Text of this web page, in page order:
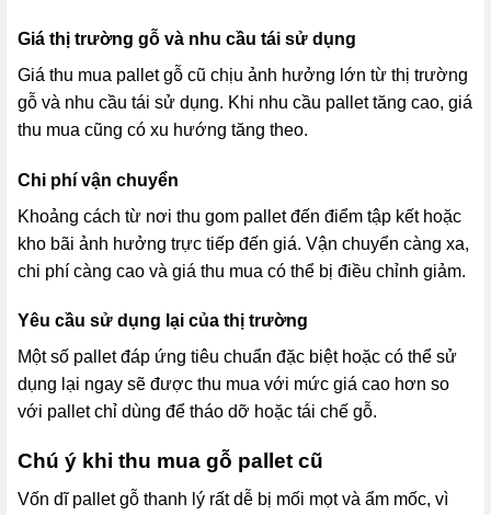
Giá thị trường gỗ và nhu cầu tái sử dụng
Giá thu mua pallet gỗ cũ chịu ảnh hưởng lớn từ thị trường
gỗ và nhu cầu tái sử dụng. Khi nhu cầu pallet tăng cao, giá
thu mua cũng có xu hướng tăng theo.
Chi phí vận chuyển
Khoảng cách từ nơi thu gom pallet đến điểm tập kết hoặc
kho bãi ảnh hưởng trực tiếp đến giá. Vận chuyển càng xa,
chi phí càng cao và giá thu mua có thể bị điều chỉnh giảm.
Yêu cầu sử dụng lại của thị trường
Một số pallet đáp ứng tiêu chuẩn đặc biệt hoặc có thể sử
dụng lại ngay sẽ được thu mua với mức giá cao hơn so
với pallet chỉ dùng để tháo dỡ hoặc tái chế gỗ.
Chú ý khi thu mua gỗ pallet cũ
Vốn dĩ pallet gỗ thanh lý rất dễ bị mối mọt và ẩm mốc, vì